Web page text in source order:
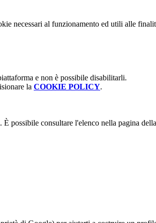
necessari al funzionamento ed utili alle
e non è possibile disabilitarli.
la COOKIE POLICY.
possibile consultare l'elenco nella pagina